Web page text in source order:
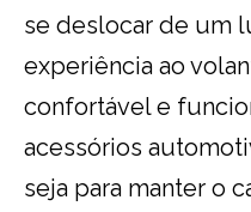
se deslocar de um
experiência ao
confortável e
acessórios
seja para manter o